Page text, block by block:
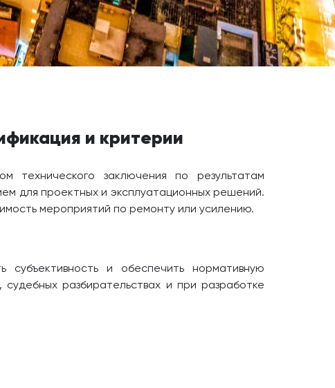
и критерии
технического заключения по результатам
для проектных и эксплуатационных решений.
мероприятий по ремонту или усилению.
субъективность и обеспечить нормативную
разбирательствах и при разработке